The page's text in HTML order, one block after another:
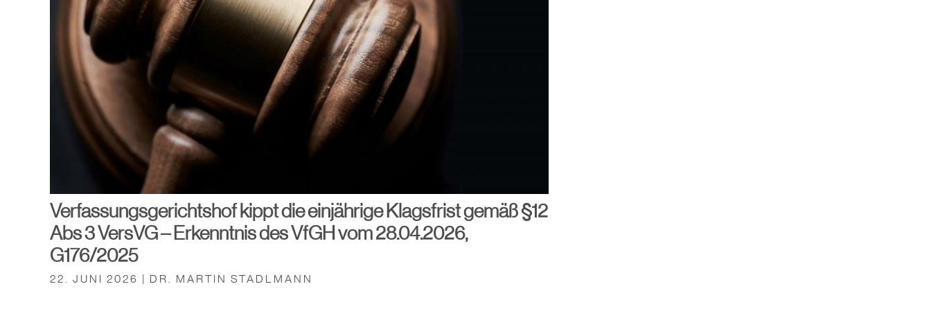
Verfassungsgerichtshof kippt die einjährige Klagsfrist gemäß §12
Abs 3 VersVG – Erkenntnis des VfGH vom 28.04.2026,
G176/2025
22. JUNI 2026 | DR. MARTIN STADLMANN